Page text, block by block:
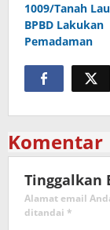
1009/Tanah
BPBD Lakukan
Pemadaman
Komentar
Tinggalkan
Alamat email
ditandai *